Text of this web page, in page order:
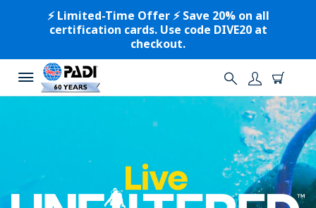
⚡️ Limited-Time Offer ⚡️ Save 20% on all
certification cards. Use code DIVE20 at
checkout.